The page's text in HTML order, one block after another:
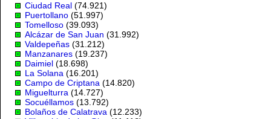
Ciudad Real (74.921)
Puertollano (51.997)
Tomelloso (39.093)
Alcázar de San Juan (31.992)
Valdepeñas (31.212)
Manzanares (19.237)
Daimiel (18.698)
La Solana (16.201)
Campo de Criptana (14.820)
Miguelturra (14.727)
Socuéllamos (13.792)
Bolaños de Calatrava (12.233)